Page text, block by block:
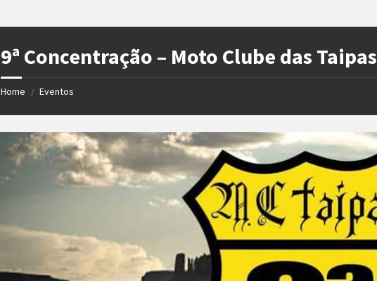
9ª Concentração – Moto Clube das Taipas
Home / Eventos